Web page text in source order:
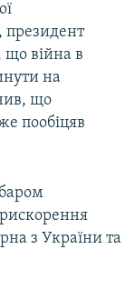
президент
що війна в
на
що
пообіцяв
з України та